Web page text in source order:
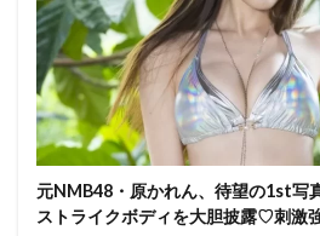
元NMB48・原かれん、待望の1st写
ストライクボディを大胆披露♡刺激